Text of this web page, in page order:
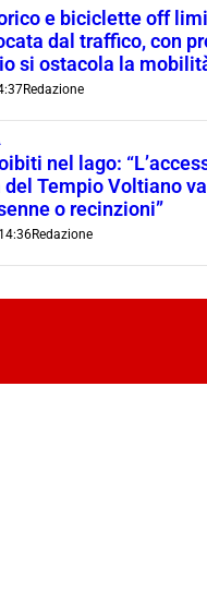
e biciclette off
dal traffico, con
si ostacola la
Redazione
nel lago:
del Tempio Voltiano
o recinzioni”
Redazione